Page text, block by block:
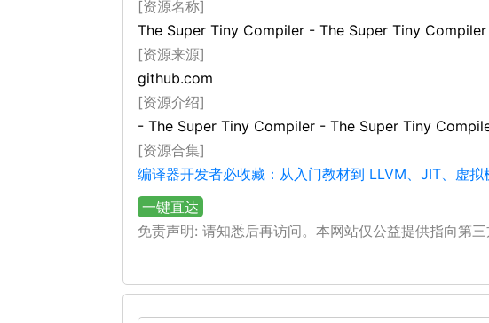
[资源名称]
The Super Tiny Compiler - The Super Tiny Compiler
[资源来源]
github.com
[资源介绍]
- The Super Tiny Compiler - The Super Tiny
[资源合集]
编译器开发者必收藏：从入门教材到 LLVM、JIT、虚拟
一键直达
免责声明: 请知悉后再访问。本网站仅公益提供指向第